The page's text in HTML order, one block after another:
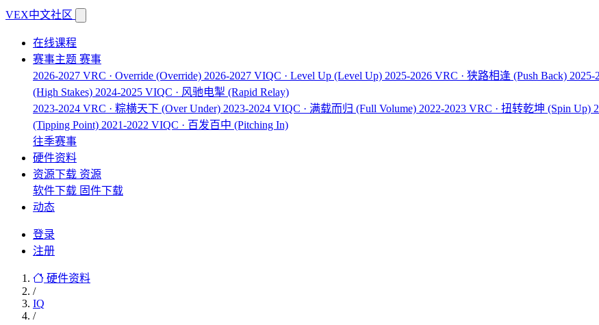
VEX中文社区
在线课程
赛事主题 赛事
2026-2027 VRC · Override (Override) 2026-2027 VIQC · Level Up (Level Up) 2025-2026 VRC · 狭路相逢 (Push Back) 2025-
(High Stakes) 2024-2025 VIQC · 风驰电掣 (Rapid Relay)
2023-2024 VRC · 粽横天下 (Over Under) 2023-2024 VIQC · 满载而归 (Full Volume) 2022-2023 VRC · 扭转乾坤 (Spin Up)
(Tipping Point) 2021-2022 VIQC · 百发百中 (Pitching In)
往季赛事
硬件资料
资源下载 资源
软件下载 固件下载
动态
登录
注册
硬件资料
/
IQ
/